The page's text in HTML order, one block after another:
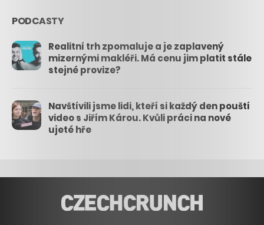
PODCASTY
Realitní trh zpomaluje a je zaplavený
mizernými makléři. Má cenu jim platit stále
stejné provize?
Navštívili jsme lidi, kteří si každý den pouští
video s Jiřím Károu. Kvůli práci na nové
ujeté hře